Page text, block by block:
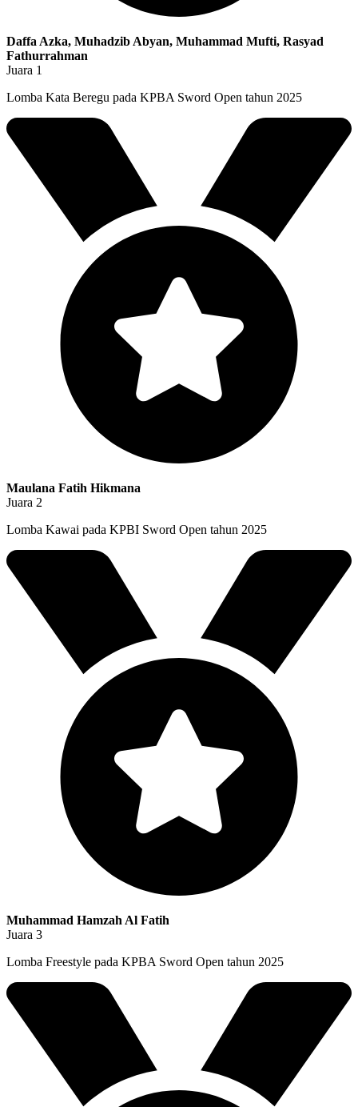
Daffa Azka, Muhadzib Abyan, Muhammad Mufti, Rasyad
Fathurrahman
Juara 1
Lomba Kata Beregu pada KPBA Sword Open tahun 2025
Maulana Fatih Hikmana
Juara 2
Lomba Kawai pada KPBI Sword Open tahun 2025
Muhammad Hamzah Al Fatih
Juara 3
Lomba Freestyle pada KPBA Sword Open tahun 2025